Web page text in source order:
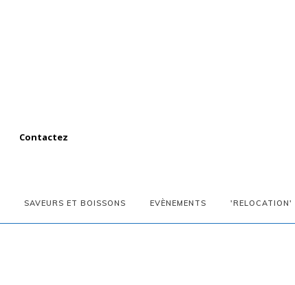
Contactez
SAVEURS ET BOISSONS EVÈNEMENTS 'RELOCATION'